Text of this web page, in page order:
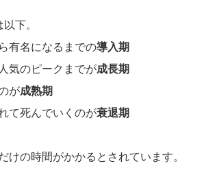
下。
有名になるまでの導入期
気のピークまでが成長期
が成熟期
て死んでいくのが衰退期
けの時間がかかるとされています。